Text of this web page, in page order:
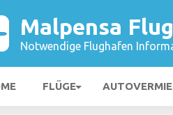
Malpensa
Notwendige Flughafen
FLÜGE